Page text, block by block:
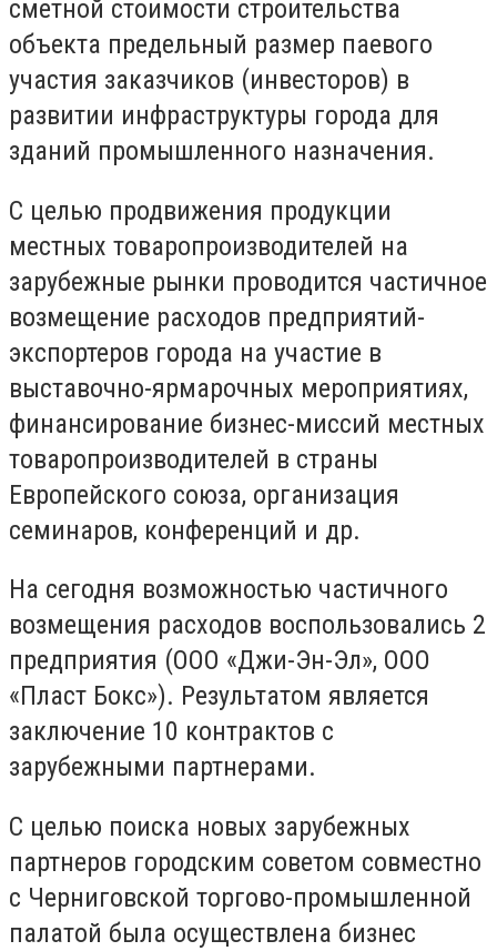
сметной стоимости строительства
объекта предельный размер паевого
участия заказчиков (инвесторов) в
развитии инфраструктуры города для
зданий промышленного назначения.
С целью продвижения продукции
местных товаропроизводителей на
зарубежные рынки проводится частичное
возмещение расходов предприятий-
экспортеров города на участие в
выставочно-ярмарочных мероприятиях,
финансирование бизнес-миссий местных
товаропроизводителей в страны
Европейского союза, организация
семинаров, конференций и др.
На сегодня возможностью частичного
возмещения расходов воспользовались 2
предприятия (ООО «Джи-Эн-Эл», ООО
«Пласт Бокс»). Результатом является
заключение 10 контрактов с
зарубежными партнерами.
С целью поиска новых зарубежных
партнеров городским советом совместно
с Черниговской торгово-промышленной
палатой была осуществлена ​​бизнес